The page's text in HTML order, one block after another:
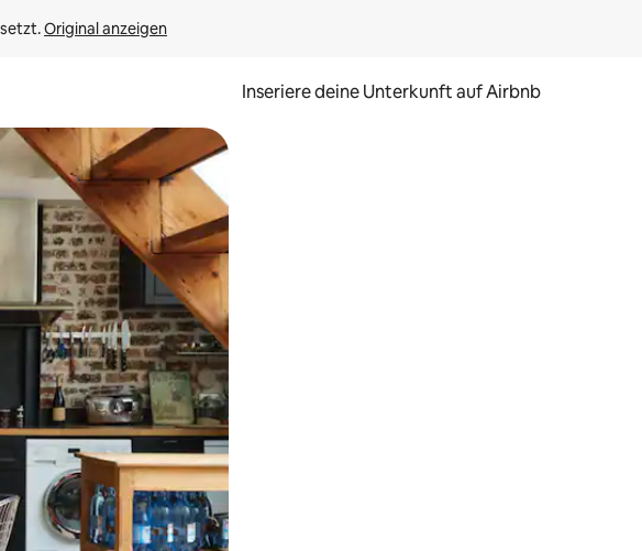
Original anzeigen
Inseriere deine Unterkunft auf Airbnb
Ergebnisse durch Berühren oder Wischgesten.